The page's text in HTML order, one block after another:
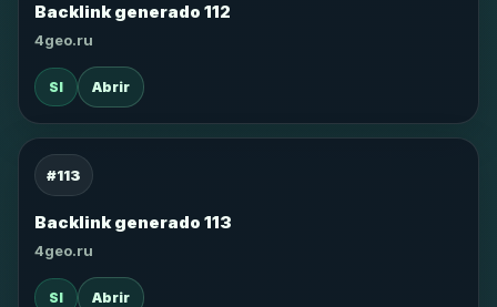
Backlink generado 112
4geo.ru
SI Abrir
#113
Backlink generado 113
4geo.ru
SI Abrir